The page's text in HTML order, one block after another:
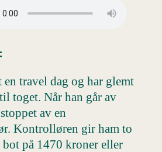
en travel dag og har glemt
toget. Når han går av
av en
Kontrolløren gir ham to
bot på 1470 kroner eller